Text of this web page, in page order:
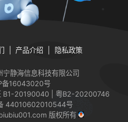
产品介绍 隐私政策
宁静海信息科技有限公司
备16043020号
B1-20190040 | 粤B2-20200746
44010602010544号
版权所有